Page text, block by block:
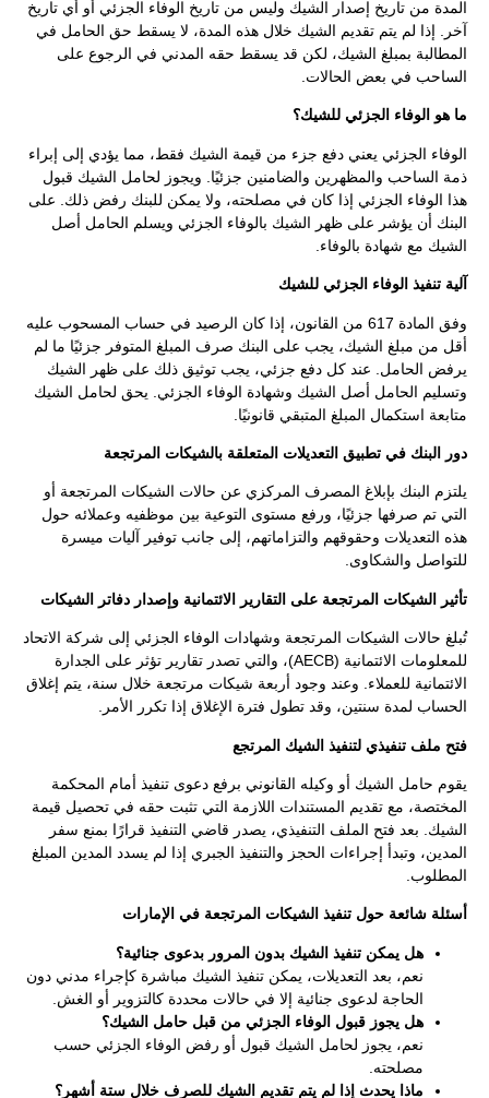
المدة من تاريخ إصدار الشيك وليس من تاريخ الوفاء الجزئي أو أي تاريخ
آخر. إذا لم يتم تقديم الشيك خلال هذه المدة، لا يسقط حق الحامل في
المطالبة بمبلغ الشيك، لكن قد يسقط حقه المدني في الرجوع على
الساحب في بعض الحالات.
ما هو الوفاء الجزئي للشيك؟
الوفاء الجزئي يعني دفع جزء من قيمة الشيك فقط، مما يؤدي إلى إبراء
ذمة الساحب والمظهرين والضامنين جزئيًا. ويجوز لحامل الشيك قبول
هذا الوفاء الجزئي إذا كان في مصلحته، ولا يمكن للبنك رفض ذلك. على
البنك أن يؤشر على ظهر الشيك بالوفاء الجزئي ويسلم الحامل أصل
الشيك مع شهادة بالوفاء.
آلية تنفيذ الوفاء الجزئي للشيك
وفق المادة 617 من القانون، إذا كان الرصيد في حساب المسحوب عليه
أقل من مبلغ الشيك، يجب على البنك صرف المبلغ المتوفر جزئيًا ما لم
يرفض الحامل. عند كل دفع جزئي، يجب توثيق ذلك على ظهر الشيك
وتسليم الحامل أصل الشيك وشهادة الوفاء الجزئي. يحق لحامل الشيك
متابعة استكمال المبلغ المتبقي قانونيًا.
دور البنك في تطبيق التعديلات المتعلقة بالشيكات المرتجعة
يلتزم البنك بإبلاغ المصرف المركزي عن حالات الشيكات المرتجعة أو
التي تم صرفها جزئيًا، ورفع مستوى التوعية بين موظفيه وعملائه حول
هذه التعديلات وحقوقهم والتزاماتهم، إلى جانب توفير آليات ميسرة
للتواصل والشكاوى.
تأثير الشيكات المرتجعة على التقارير الائتمانية وإصدار دفاتر الشيكات
تُبلغ حالات الشيكات المرتجعة وشهادات الوفاء الجزئي إلى شركة الاتحاد
للمعلومات الائتمانية (AECB)، والتي تصدر تقارير تؤثر على الجدارة
الائتمانية للعملاء. وعند وجود أربعة شيكات مرتجعة خلال سنة، يتم إغلاق
الحساب لمدة سنتين، وقد تطول فترة الإغلاق إذا تكرر الأمر.
فتح ملف تنفيذي لتنفيذ الشيك المرتجع
يقوم حامل الشيك أو وكيله القانوني برفع دعوى تنفيذ أمام المحكمة
المختصة، مع تقديم المستندات اللازمة التي تثبت حقه في تحصيل قيمة
الشيك. بعد فتح الملف التنفيذي، يصدر قاضي التنفيذ قرارًا بمنع سفر
المدين، وتبدأ إجراءات الحجز والتنفيذ الجبري إذا لم يسدد المدين المبلغ
المطلوب.
أسئلة شائعة حول تنفيذ الشيكات المرتجعة في الإمارات
هل يمكن تنفيذ الشيك بدون المرور بدعوى جنائية؟
نعم، بعد التعديلات، يمكن تنفيذ الشيك مباشرة كإجراء مدني دون
الحاجة لدعوى جنائية إلا في حالات محددة كالتزوير أو الغش.
هل يجوز قبول الوفاء الجزئي من قبل حامل الشيك؟
نعم، يجوز لحامل الشيك قبول أو رفض الوفاء الجزئي حسب
مصلحته.
ماذا يحدث إذا لم يتم تقديم الشيك للصرف خلال ستة أشهر؟